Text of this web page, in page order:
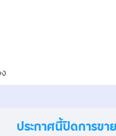
ประกาศนี้ปิดการขา